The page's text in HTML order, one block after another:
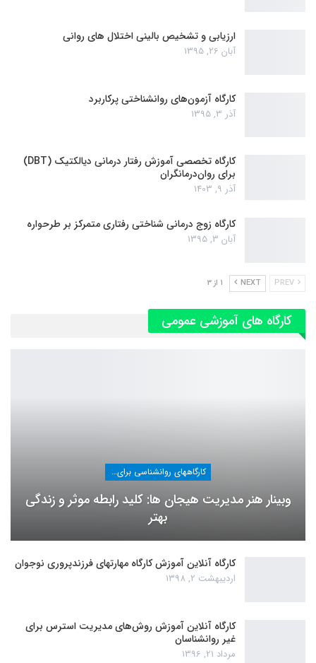
ارزیابی و تشخیص بالینی اختلال های روانی
آبان 26, 1395
کارگاه آزمون‌های روانشناختی پرکاربرد
آذر 3, 1395
کارگاه تخصصی آموزش رفتار درمانی دیالکتیک (DBT)
برای روان‌درمانگران
آذر 9, 1403
کارگاه زوج‌ درمانی شناختی رفتاری متمرکز بر طرحواره
آبان 3, 1395
NEXT 1 از 3
کارگاه های آموزشی عمومی
کارگاههای روانشناسی برای عموم
وبینار هنر مدیریت هیجان ها: کلید رابطه موثر و زندگی
بهتر
کارگاه آنلاین آموزش کارگاه مهارتهای فرزندپروری نوجوان
اردیبهشت 2, 1398
کارگاه آنلاین آموزش روش‌های مدیریت استرس برای
غیر روانشناسان
مرداد 21, 1396